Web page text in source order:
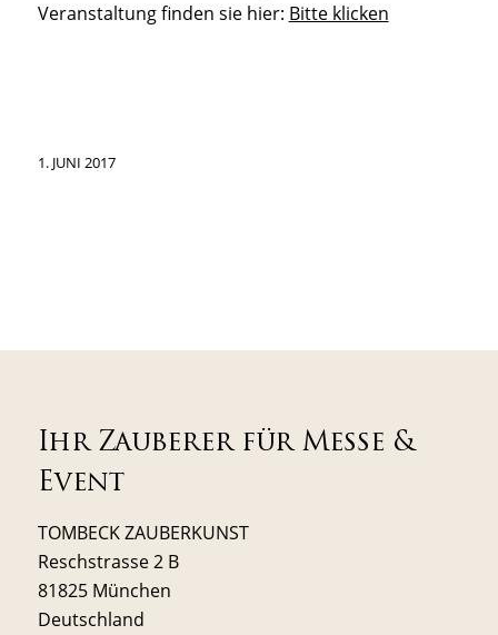
Veranstaltung finden sie hier: Bitte klicken
1. JUNI 2017
Ihr Zauberer für Messe &
Event
TOMBECK ZAUBERKUNST
Reschstrasse 2 B
81825 München
Deutschland